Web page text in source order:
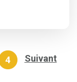
4 Suivant